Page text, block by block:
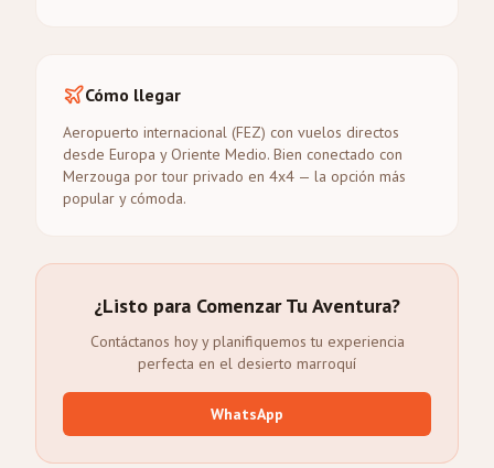
Cómo llegar
Aeropuerto internacional (FEZ) con vuelos directos
desde Europa y Oriente Medio. Bien conectado con
Merzouga por tour privado en 4x4 — la opción más
popular y cómoda.
¿Listo para Comenzar Tu Aventura?
Contáctanos hoy y planifiquemos tu experiencia
perfecta en el desierto marroquí
WhatsApp